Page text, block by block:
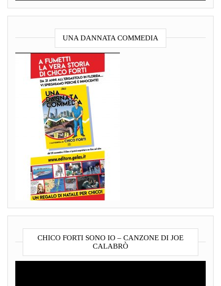
UNA DANNATA COMMEDIA
CHICO FORTI SONO IO – CANZONE DI JOE
CALABRÒ